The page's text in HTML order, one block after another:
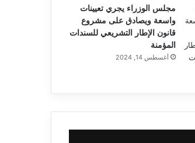
مجلس الوزراء يجري تعيينات
واسعة ويصادق على مشروع
قانون الإطار التشريعي للسندات
المؤمنة
أغسطس 14, 2024